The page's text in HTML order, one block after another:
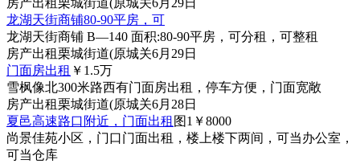
房产出租栗城街道(原城关6月29日
龙湖天街商铺80-90平房，可
龙湖天街商铺 B—140 面积:80-90平房，可分租，可整租
房产出租栗城街道(原城关6月29日
门面房出租 ￥1.5万
雪枫像北300米路西有门面房出租，停车方便，门面宽敞
房产出租栗城街道(原城关6月28日
夏邑高速路口附近，门面出租 图1 ￥8000
尚景佳苑小区，门口门面出租，楼上楼下两间，可当办公室，
可当仓库